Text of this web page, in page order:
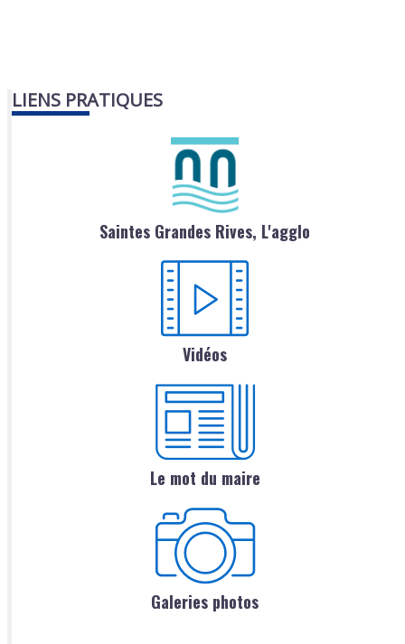
LIENS PRATIQUES
Saintes Grandes Rives, L'agglo
Vidéos
Le mot du maire
Galeries photos